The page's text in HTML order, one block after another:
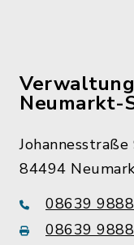
Neumarkt-
Johannesstraße
84494
08639
08639